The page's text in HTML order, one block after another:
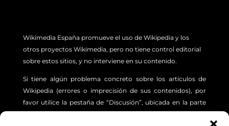
Wikimedia España promueve el uso de Wikipedia y los
otros proyectos Wikimedia, pero no tiene control editorial
sobre estos sitios, y no interviene en su contenido.
Si tiene algún problema concreto sobre los artículos de
Wikipedia (errores o imprecisión de sus contenidos), por
favor utilice la pestaña de “Discusión”, ubicada en la parte